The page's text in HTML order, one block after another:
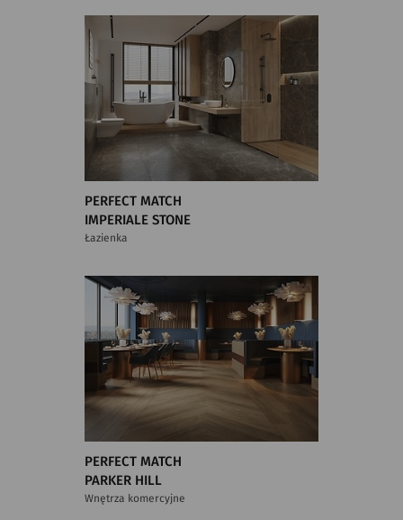
PERFECT MATCH
IMPERIALE STONE
Łazienka
PERFECT MATCH
PARKER HILL
Wnętrza komercyjne